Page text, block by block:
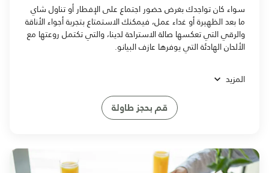
سواء كان تواجدك بغرض حضور اجتماع على الإفطار أو تناول شاي
ما بعد الظهيرة أو غداء عمل، فيمكنك الاستمتاع بتجربة أجواء الأناقة
والرقي التي تعكسها صالة الاستراحة لدينا، والتي تكتمل روعتها مع
الألحان الهادئة التي يوفرها عازف البيانو.
المزيد
قم بحجز طاولة